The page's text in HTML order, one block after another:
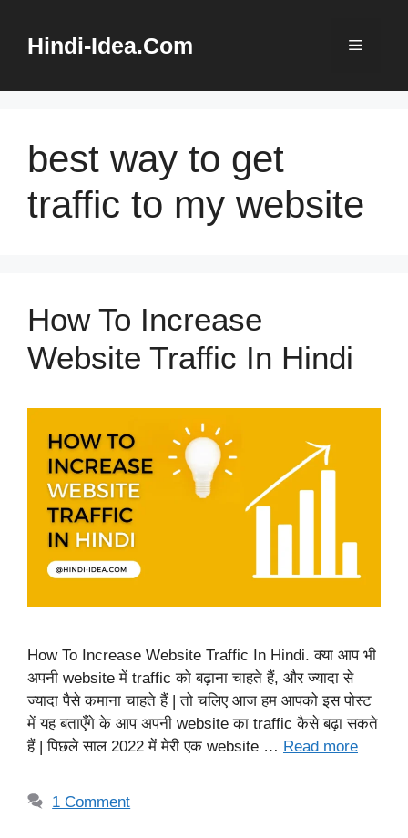
contentHindi-Idea.Com Menu
best way to get
traffic to my website
How To Increase
Website Traffic In Hindi
How To Increase Website Traffic In Hindi. क्या आप भी
अपनी website में traffic को बढ़ाना चाहते हैं, और ज्यादा से
ज्यादा पैसे कमाना चाहते हैं | तो चलिए आज हम आपको इस पोस्ट
में यह बताएँगे के आप अपनी website का traffic कैसे बढ़ा सकते
हैं | पिछले साल 2022 में मेरी एक website … Read more
1 Comment